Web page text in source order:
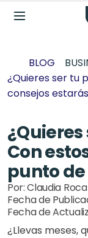
BLOG
¿Quieres ser tu
consejos
Con
punto
Por: Claudia Roca
Fecha de
Fecha de
¿Llevas meses,